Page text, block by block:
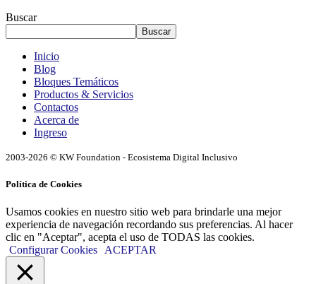
Buscar
Buscar
Inicio
Blog
Bloques Temáticos
Productos & Servicios
Contactos
Acerca de
Ingreso
2003-2026 © KW Foundation - Ecosistema Digital Inclusivo
Política de Cookies
Usamos cookies en nuestro sitio web para brindarle una mejor
experiencia de navegación recordando sus preferencias. Al hacer
clic en "Aceptar", acepta el uso de TODAS las cookies.
Configurar Cookies
ACEPTAR